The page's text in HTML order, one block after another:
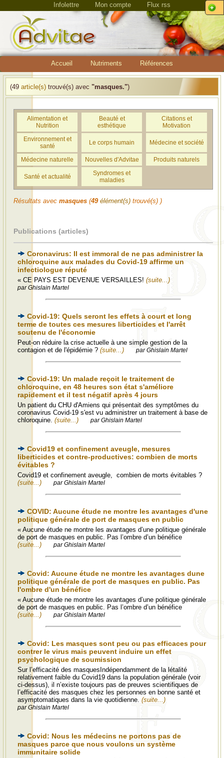
Infolettre Mon compte Flux rss
Accueil Nutriments Références
(49 article(s) trouvé(s) avec "masques.")
Alimentation et
Nutrition
Beauté et
esthétique
Citations et
Motivation
Environnement et
santé
Le corps humain Médecine et société
Médecine naturelle Nouvelles d'Advitae Produits naturels
Santé et actualité
Syndromes et
maladies
Résultats avec masques (49 élément(s) trouvé(s) )
Publications (articles)
Coronavirus: Il est immoral de ne pas administrer la
chloroquine aux malades du Covid-19 affirme un
infectiologue réputé
« CE PAYS EST DEVENUE VERSAILLES! (suite...)
par Ghislain Martel
Covid-19: Quels seront les effets à court et long
terme de toutes ces mesures liberticides et l'arrêt
soutenu de l'économie
Peut-on réduire la crise actuelle à une simple gestion de la
contagion et de l'épidémie ? (suite...) par Ghislain Martel
Covid-19: Un malade reçoit le traitement de
chloroquine, en 48 heures son état s'améliore
rapidement et il test négatif après 4 jours
Un patient du CHU d'Amiens qui présentait des symptômes du
coronavirus Covid-19 s'est vu administrer un traitement à base de
chloroquine. (suite...) par Ghislain Martel
Covid19 et confinement aveugle, mesures
liberticides et contre-productives: combien de morts
évitables ?
Covid19 et confinement aveugle, combien de morts évitables ?
(suite...)
par Ghislain Martel
COVID: Aucune étude ne montre les avantages d'une
politique générale de port de masques en public
« Aucune étude ne montre les avantages d’une politique générale
de port de masques en public. Pas l’ombre d’un bénéfice
(suite...)
par Ghislain Martel
Covid: Aucune étude ne montre les avantages dune
politique générale de port de masques en public. Pas
l'ombre d'un bénéfice
« Aucune étude ne montre les avantages d’une politique générale
de port de masques en public. Pas l’ombre d’un bénéfice
(suite...)
par Ghislain Martel
Covid: Les masques sont peu ou pas efficaces pour
contrer le virus mais peuvent induire un effet
psychologique de soumission
Sur l’efficacité des masquesIndépendamment de la létalité
relativement faible du Covid19 dans la population générale (voir
ci-dessus), il n’existe toujours pas de preuves scientifiques de
l’efficacité des masques chez les personnes en bonne santé et
asymptomatiques dans la vie quotidienne. (suite...)
par Ghislain Martel
Covid: Nous les médecins ne portons pas de
masques parce que nous voulons un système
immunitaire solide